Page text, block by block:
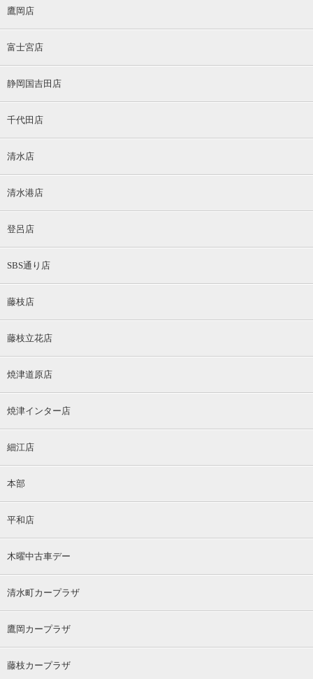
鷹岡店
富士宮店
静岡国吉田店
千代田店
清水店
清水港店
登呂店
SBS通り店
藤枝店
藤枝立花店
焼津道原店
焼津インター店
細江店
本部
平和店
木曜中古車デー
清水町カープラザ
鷹岡カープラザ
藤枝カープラザ